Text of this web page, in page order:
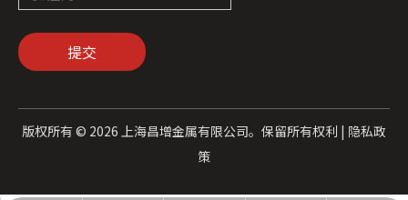
提交
版权所有 © 2026 上海昌增金属有限公司。保留所有权利 | 隐私政
策